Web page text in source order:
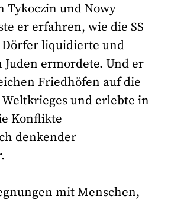
Tykoczin und Nowy
er erfahren, wie die SS
liquidierte und
Juden ermordete. Und er
Friedhöfen auf die
Weltkrieges und erlebte in
Konflikte
denkender
mit Menschen,